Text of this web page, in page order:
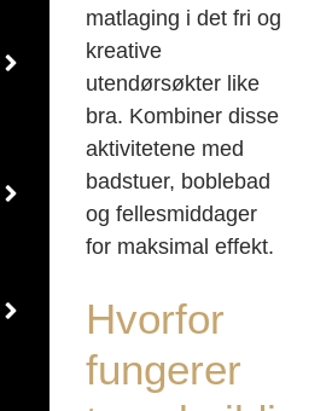
matlaging i det fri og
kreative
utendørsøkter like
bra. Kombiner disse
aktivitetene med
badstuer, boblebad
og fellesmiddager
for maksimal effekt.
Hvorfor
fungerer